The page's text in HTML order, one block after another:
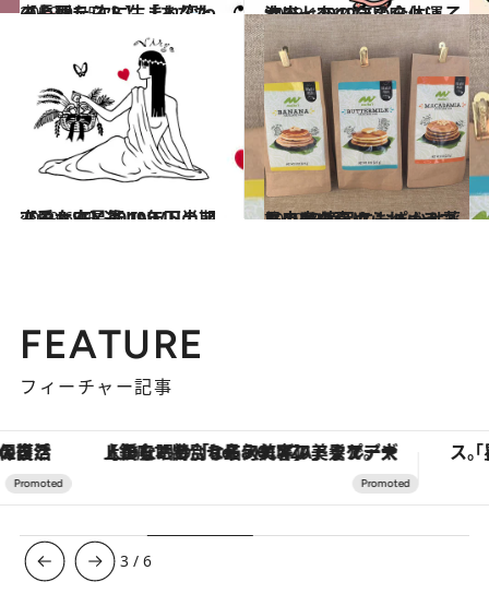
2019.9.25
【心理テスト】「あなたの長所」 次に生まれ変わるとしたら？
占い 2018.12.14
流光七奈の12星座占い 乙女座・2019年の全体運
占い
2019.6.15
【乙女座】2019年下半期 恋愛＆SEX運 JINMUのアムール占星術
占い 2019.8.3
ハワイの褒められバラマキ土産なら スーパー＆薬局のPB商品におまかせ
旅＆お出かけ
FEATURE
フィーチャー記事
【銀座で出合う最旬美容】美髪ケアや上質な眠り…セルフケアのアップデートから、特別な名入れギフトまで。大人のための「ReFa GINZA」クルーズ
3 /6